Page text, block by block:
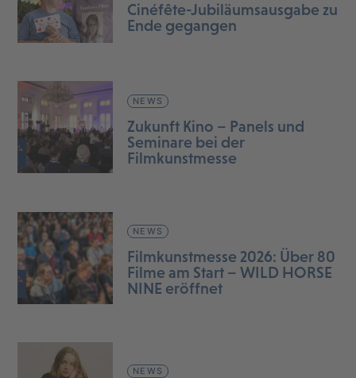
Cinéfête-Jubiläumsausgabe zu
Ende gegangen
NEWS
Zukunft Kino – Panels und
Seminare bei der
Filmkunstmesse
NEWS
Filmkunstmesse 2026: Über 80
Filme am Start – WILD HORSE
NINE eröffnet
NEWS